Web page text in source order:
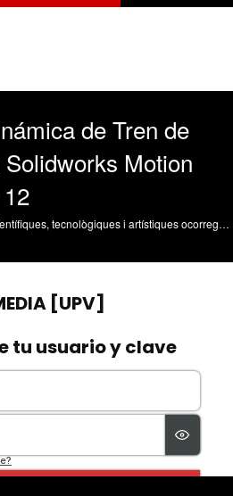
de Tren de
Motion
Divulgació de les activitats científiques, tecnològiques i artístiques ocorregudes en els tres campus de la UPV